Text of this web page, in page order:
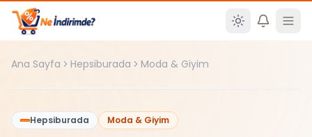
Ana içeriğe atla
Ana Sayfa Hepsiburada Moda & Giyim
%32
Hepsiburada
Moda & Giyim